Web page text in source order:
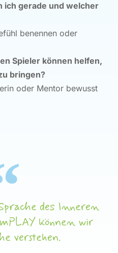
ich gerade und welcher
benennen oder
Spieler können helfen,
bringen?
oder Mentor bewusst
des Inneren
können wir
verstehen.